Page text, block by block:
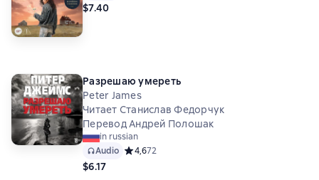
$7.40
Разрешаю умереть
Peter James
Читает Станислав Федорчук
Перевод Андрей Полошак
in russian
Audio Средний рейтинг 4,6 на основе 72 оценок
4,672
$6.17